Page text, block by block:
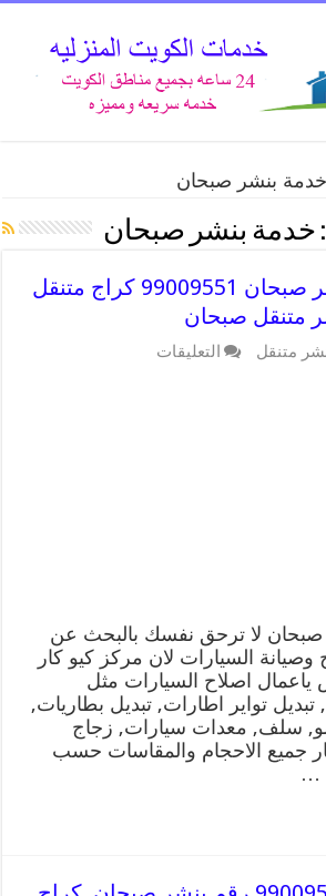
خدمة بنشر صبحان
خدمة بنشر صبحان
افضل خدمة بنشر صبحان 99009551 كراج متنقل
متنقل صبحان
متنقل التعليقات
لا ترحق نفسك بالبحث عن
السيارات لان مركز كيو كار
اصلاح السيارات مثل
تبديل تواير اطارات, تبديل بطاريات,
سلف, معدات سيارات, زجاج
جميع الاحجام والمقاسات حسب
…